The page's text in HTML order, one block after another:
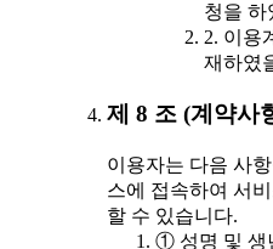
청을 하
2. 이용
재하였
제 8 조 (계약사
이용자는 다음 사
스에 접속하여 서
할 수 있습니다.
① 성명 및 생